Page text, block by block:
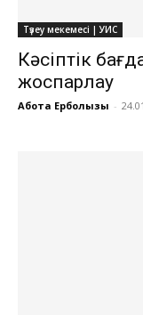
Түзеу мекемесі | УИС
Кәсіптік
жоспарлау
Ақбота Ерболқызы -